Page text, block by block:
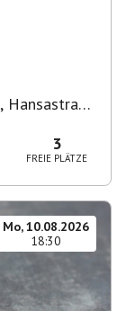
, Hansastraße
3
FREIE PLÄTZE
Mo, 10.08.2026
18:30